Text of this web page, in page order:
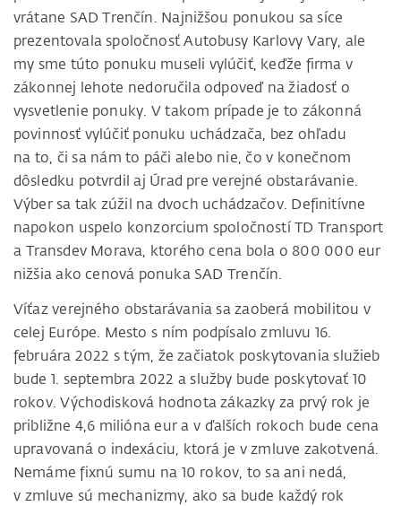
vrátane SAD Trenčín. Najnižšou ponukou sa síce
prezentovala spoločnosť Autobusy Karlovy Vary, ale
my sme túto ponuku museli vylúčiť, keďže firma v
zákonnej lehote nedoručila odpoveď na žiadosť o
vysvetlenie ponuky. V takom prípade je to zákonná
povinnosť vylúčiť ponuku uchádzača, bez ohľadu
na to, či sa nám to páči alebo nie, čo v konečnom
dôsledku potvrdil aj Úrad pre verejné obstarávanie.
Výber sa tak zúžil na dvoch uchádzačov. Definitívne
napokon uspelo konzorcium spoločností TD Transport
a Transdev Morava, ktorého cena bola o 800 000 eur
nižšia ako cenová ponuka SAD Trenčín.
Víťaz verejného obstarávania sa zaoberá mobilitou v
celej Európe. Mesto s ním podpísalo zmluvu 16.
februára 2022 s tým, že začiatok poskytovania služieb
bude 1. septembra 2022 a služby bude poskytovať 10
rokov. Východisková hodnota zákazky za prvý rok je
približne 4,6 milióna eur a v ďalších rokoch bude cena
upravovaná o indexáciu, ktorá je v zmluve zakotvená.
Nemáme fixnú sumu na 10 rokov, to sa ani nedá,
v zmluve sú mechanizmy, ako sa bude každý rok